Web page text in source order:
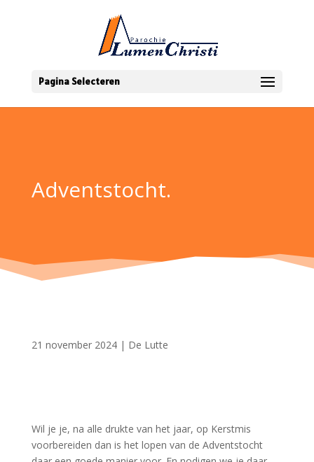
Pagina Selecteren
Adventstocht.
21 november 2024| De Lutte
Wil je je, na alle drukte van het jaar, op Kerstmis
voorbereiden dan is het lopen van de Adventstocht